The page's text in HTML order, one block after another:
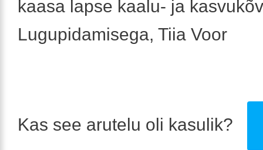
kaasa lapse kaalu- ja
Lugupidamisega, Tiia Voor
Kas see arutelu oli kasulik?